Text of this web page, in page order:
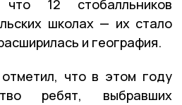
12 стобалльников
школах — их стало
и география.
что в этом году
ребят, выбравших